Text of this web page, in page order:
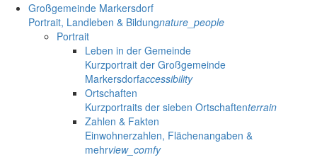
Großgemeinde Markersdorf
Portrait, Landleben & Bildungnature_people
Portrait
Leben in der Gemeinde
Kurzportrait der Großgemeinde
Markersdorfaccessibility
Ortschaften
Kurzportraits der sieben Ortschaftenterrain
Zahlen & Fakten
Einwohnerzahlen, Flächenangaben &
mehrview_comfy